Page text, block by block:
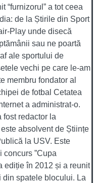
“furnizorul” a tot ceea
de la Știrile din Sport
Play unde disecă
sau ne poartă
ale sportului de
vechi pe care le-am
membru fondator al
de fotbal Cetatea
a administrat-o.
fost redactor la
absolvent de Științe
la USV. Este
”Cupa
ediție în 2012 și a reunit
spatele blocului. La